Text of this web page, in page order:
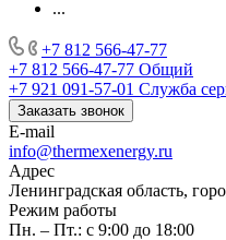
...
+7 812 566-47-77
+7 812 566-47-77 Общий
+7 921 091-57-01 Служба
Заказать звонок
E-mail
info@thermexenergy.ru
Адрес
Ленинградская область,
Режим работы
Пн. – Пт.: с 9:00 до 18:00